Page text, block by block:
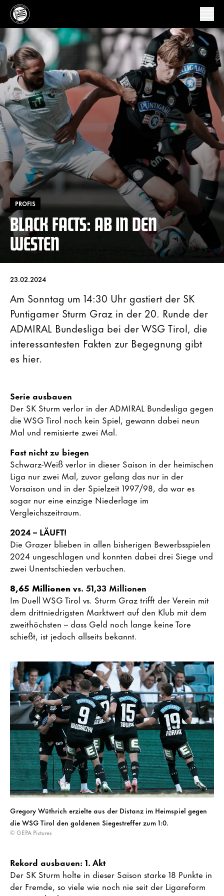
PROFIS
BLACK FACTS: AB IN DEN
WESTEN
23.02.2024
Am Sonntag um 14:30 Uhr gastiert der SK
Puntigamer Sturm Graz in der 20. Runde der
ADMIRAL Bundesliga bei der WSG Tirol, die
interessantesten Fakten zur Begegnung gibt
es hier.
Serie ausbauen
Der SK Sturm verlor in der ADMIRAL Bundesliga gegen
die WSG Tirol noch kein Spiel, gewann dabei neun
Mal und remisierte zwei Mal.
Fast nicht zu biegen
Schwarz-Weiß verlor in dieser Saison in der heimischen
Liga nur zwei Mal, zuvor gelang das nur in der
Vorsaison und in der Spielzeit 1997/98, da war es
sogar nur eine einzige Niederlage im
Vergleichszeitraum.
2024 – LÄUFT!
Die Grazer blieben in allen bisherigen Bewerbsspielen
2024 ungeschlagen und konnten dabei drei Siege und
zwei Unentschieden verbuchen.
8,65 Millionenvs. 51,33 Millionen
Im Duell WSG Tirol vs. Sturm Graz trifft der Verein mit
dem drittniedrigsten Marktwert auf den Klub mit dem
zweithöchsten – dass Geld noch lange keine Tore
schießt, ist jedoch allseits bekannt.
Gregory Wüthrich erzielte aus der Distanz im Heimspiel gegen
die WSG Tirol den goldenen Siegestreffer zum 1:0.
© GEPA Pictures
Rekord ausbauen: 1. Akt
Der SK Sturm holte in dieser Saison starke 18 Punkte in
der Fremde, so viele wie noch nie seit der Ligareform